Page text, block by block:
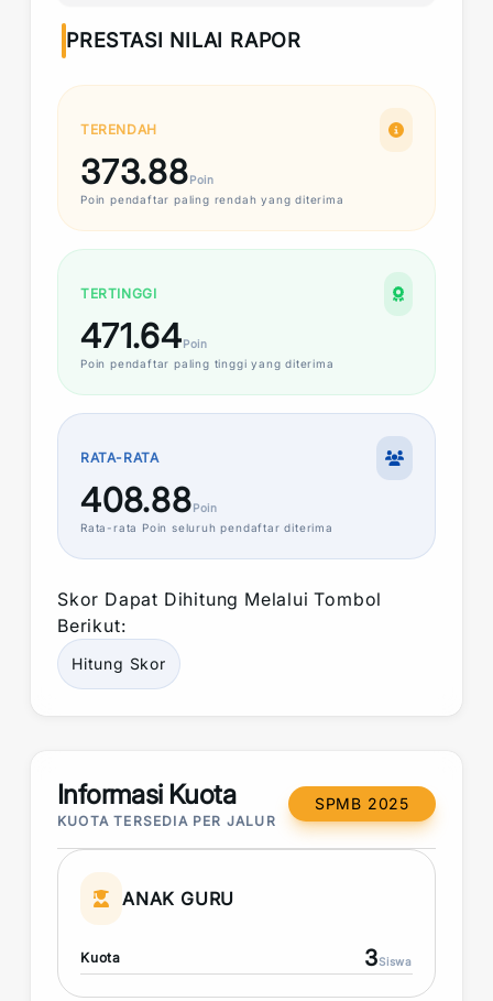
PRESTASI NILAI RAPOR
TERENDAH
373.88Poin
Poin pendaftar paling rendah yang diterima
TERTINGGI
471.64Poin
Poin pendaftar paling tinggi yang diterima
RATA-RATA
408.88Poin
Rata-rata Poin seluruh pendaftar diterima
Skor Dapat Dihitung Melalui Tombol
Berikut:
Hitung Skor
Informasi Kuota
KUOTA TERSEDIA PER JALUR
SPMB 2025
ANAK GURU
Kuota 3Siswa